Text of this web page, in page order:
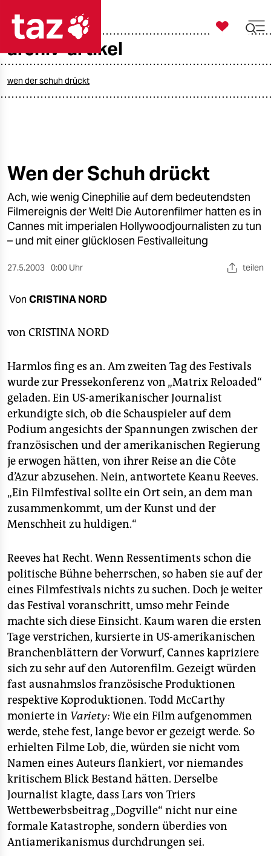
öko
gesellschaft
kultur
sport
berlin
nord
wahrheit
verlag
veranstaltungen
shop
fragen & hilfe
unterstützen
abo
genossenschaft

taz zahl ich
archiv-artikel
wen der schuh drückt
Wen der Schuh drückt
Ach, wie wenig Cinephilie auf dem bedeutendsten
Filmereignis der Welt! Die Autorenfilmer hatten es in
Cannes mit imperialen Hollywoodjournalisten zu tun
– und mit einer glücklosen Festivalleitung
27.5.2003 0:00 Uhr teilen
Von CRISTINA NORD
von CRISTINA NORD
Harmlos fing es an. Am zweiten Tag des Festivals
wurde zur Pressekonferenz von „Matrix Reloaded“
geladen. Ein US-amerikanischer Journalist
erkundigte sich, ob die Schauspieler auf dem
Podium angesichts der Spannungen zwischen der
französischen und der amerikanischen Regierung
je erwogen hätten, von ihrer Reise an die Côte
d’Azur abzusehen. Nein, antwortete Keanu Reeves.
„Ein Filmfestival sollte ein Ort sein, an dem man
zusammenkommt, um der Kunst und der
Menschheit zu huldigen.“
Reeves hat Recht. Wenn Ressentiments schon die
politische Bühne beherrschen, so haben sie auf der
eines Filmfestivals nichts zu suchen. Doch je weiter
das Festival voranschritt, umso mehr Feinde
machte sich diese Einsicht. Kaum waren die ersten
Tage verstrichen, kursierte in US-amerikanischen
Branchenblättern der Vorwurf, Cannes kapriziere
sich zu sehr auf den Autorenfilm. Gezeigt würden
fast ausnahmslos französische Produktionen
respektive Koproduktionen. Todd McCarthy
monierte in Variety: Wie ein Film aufgenommen
werde, stehe fest, lange bevor er gezeigt werde. So
erhielten Filme Lob, die, würden sie nicht vom
Namen eines Auteurs flankiert, vor niemandes
kritischem Blick Bestand hätten. Derselbe
Journalist klagte, dass Lars von Triers
Wettbewerbsbeitrag „Dogville“ nicht nur eine
formale Katastrophe, sondern überdies von
Antiamerikanismus durchdrungen sei.